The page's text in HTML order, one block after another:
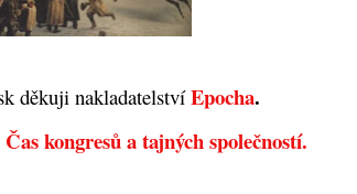
děkuji nakladatelstvíEpocha.
kongresů a tajných společností.